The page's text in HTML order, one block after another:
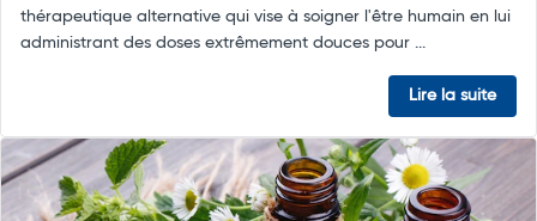
thérapeutique alternative qui vise à soigner l'être humain en lui
administrant des doses extrêmement douces pour ...
Lire la suite